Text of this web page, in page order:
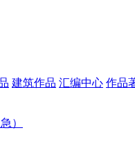
建筑作品 汇编中心 作品
）